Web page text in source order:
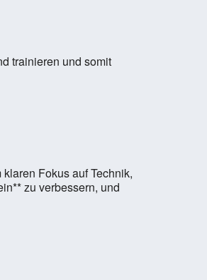
trainieren und somit
Fokus auf Technik,
zu verbessern, und